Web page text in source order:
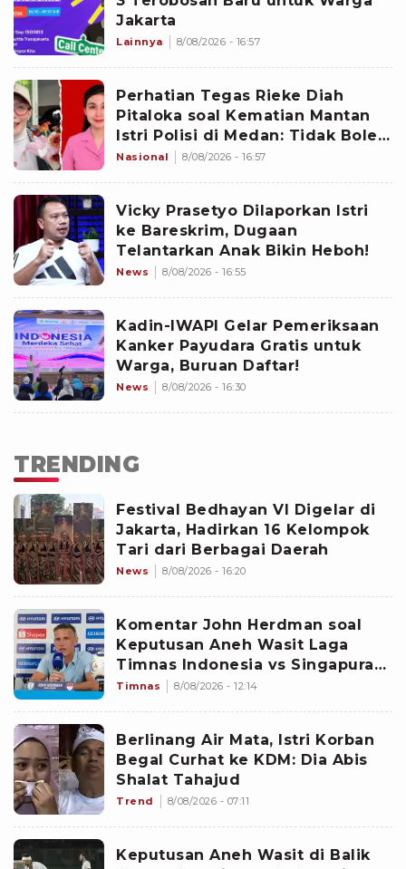
Jakarta
Lainnya 8/08/2026 - 16:57
Perhatian Tegas Rieke Diah
Pitaloka soal Kematian Mantan
Istri Polisi di Medan: Tidak Boleh
Ada Perlakuan Istimewa
Nasional 8/08/2026 - 16:57
Vicky Prasetyo Dilaporkan Istri
ke Bareskrim, Dugaan
Telantarkan Anak Bikin Heboh!
News 8/08/2026 - 16:55
Kadin-IWAPI Gelar Pemeriksaan
Kanker Payudara Gratis untuk
Warga, Buruan Daftar!
News 8/08/2026 - 16:30
TRENDING
Festival Bedhayan VI Digelar di
Jakarta, Hadirkan 16 Kelompok
Tari dari Berbagai Daerah
News 8/08/2026 - 16:20
Komentar John Herdman soal
Keputusan Aneh Wasit Laga
Timnas Indonesia vs Singapura
di Piala AFF 2026: Percuma
Timnas 8/08/2026 - 12:14
Berlinang Air Mata, Istri Korban
Begal Curhat ke KDM: Dia Abis
Shalat Tahajud
Trend 8/08/2026 - 07:11
Keputusan Aneh Wasit di Balik